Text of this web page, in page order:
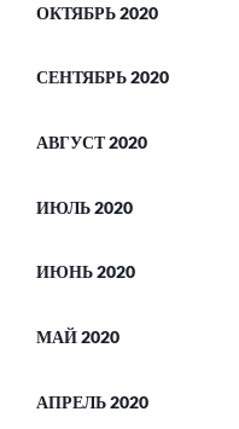
ОКТЯБРЬ 2020
СЕНТЯБРЬ 2020
АВГУСТ 2020
ИЮЛЬ 2020
ИЮНЬ 2020
МАЙ 2020
АПРЕЛЬ 2020